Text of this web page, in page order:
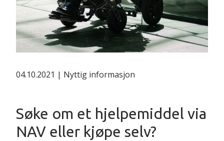
04.10.2021 | Nyttig informasjon
Søke om et hjelpemiddel via
NAV eller kjøpe selv?